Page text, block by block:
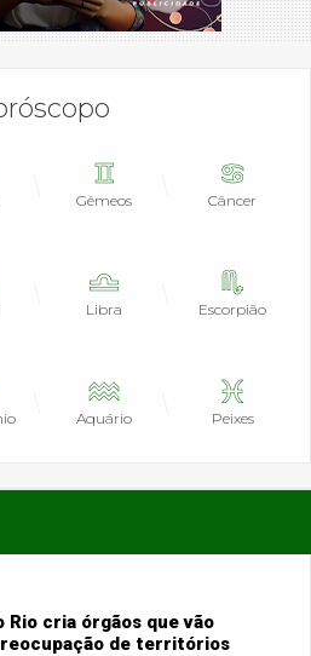
Gêmeos Câncer
Libra Escorpião
Aquário Peixes
Rio cria órgãos que vão
de territórios